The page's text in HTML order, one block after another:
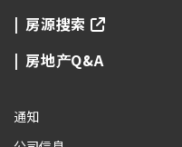
房源搜索
房地产Q&A
通知